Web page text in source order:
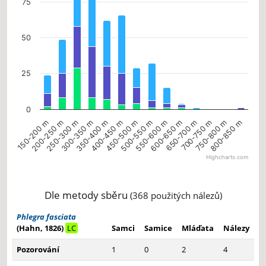
150-200 m
200-250 m
250-300 m
300-350 m
350-400 m
400-450 m
450-500 m
500-550 m
550-600 m
600-650 m
650-700 m
700-750 m
750-800 m
800-850 m
0
25
50
75
Highcharts.com
Dle metody sběru (368 použitých nálezů)
Phlegra fasciata
(Hahn, 1826) LC Samci Samice Mláďata
Nálezy
Pozorování
1 0 2
4